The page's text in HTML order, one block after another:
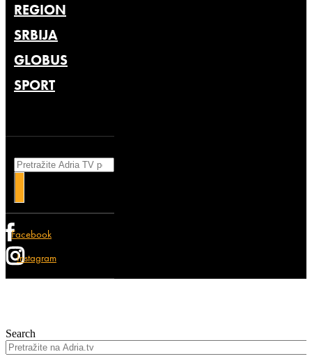
REGION
SRBIJA
GLOBUS
SPORT
Facebook
Instagram
Search